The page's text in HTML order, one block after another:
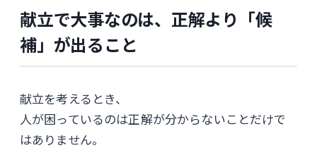
献立で大事なのは、正解より「候
補」が出ること
献立を考えるとき、
人が困っているのは正解が分からないことだけで
はありません。